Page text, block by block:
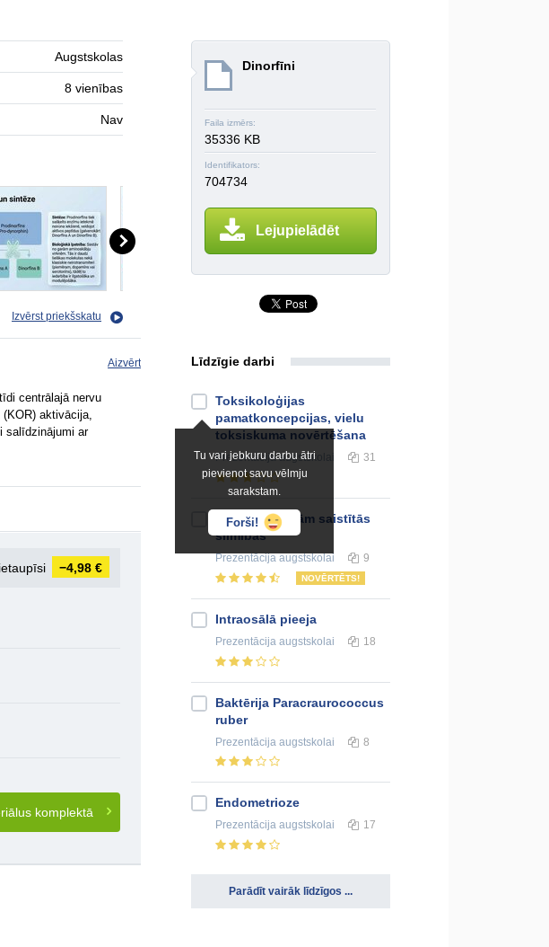
Dinorfīni
Faila izmērs:
35336 KB
Identifikators:
704734
Lejupielādēt
Augstskolas
8 vienības
Nav
Izvērst priekšskatu
Aizvērt
centrālajā nervu
aktivācija,
salīdzinājumi ar
ietaupīsi −4,98 €
komplektā
Līdzīgie darbi
Tu vari jebkuru darbu ātri
pievienot savu vēlmju
sarakstam.
Forši!
Toksikoloģijas
pamatkoncepcijas, vielu
toksiskuma novērtēšana
Prezentācijaaugstskolai 31
Nieres un ar tām saistītās
slimības
Prezentācijaaugstskolai 9
NOVĒRTĒTS!
Intraosālā pieeja
Prezentācija augstskolai 18
Baktērija Paracraurococcus
ruber
Prezentācija augstskolai 8
Endometrioze
Prezentācija augstskolai 17
Parādīt vairāk līdzīgos ...